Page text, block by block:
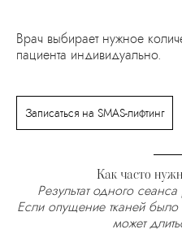
Врач выбирает нужное
пациента индивидуально.
Записаться на SMAS-лифтинг
Как часто
Результат одного
Если опущение тканей
может